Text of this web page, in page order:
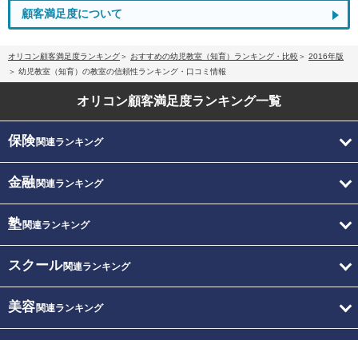
顧客満足度について
オリコン顧客満足度ランキング おすすめの幼児教室（知育）ランキング・比較
2016年版
幼児教室（知育）の教室の信頼性ランキング・口コミ情報
オリコン顧客満足度ランキング一覧
保険関連ランキング
金融関連ランキング
塾関連ランキング
スクール関連ランキング
美容関連ランキング